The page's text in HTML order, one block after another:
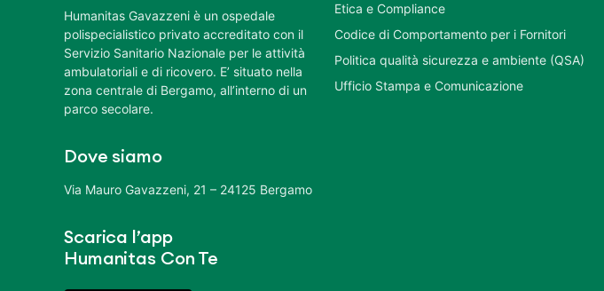
Humanitas Gavazzeni è un ospedale
polispecialistico privato accreditato con il
Servizio Sanitario Nazionale per le attività
ambulatoriali e di ricovero. E’ situato nella
zona centrale di Bergamo, all’interno di un
parco secolare.
Dove siamo
Via Mauro Gavazzeni, 21 – 24125 Bergamo
Scarica l’app
Humanitas Con Te
Etica e Compliance
Codice di Comportamento per i Fornitori
Politica qualità sicurezza e ambiente (QSA)
Ufficio Stampa e Comunicazione